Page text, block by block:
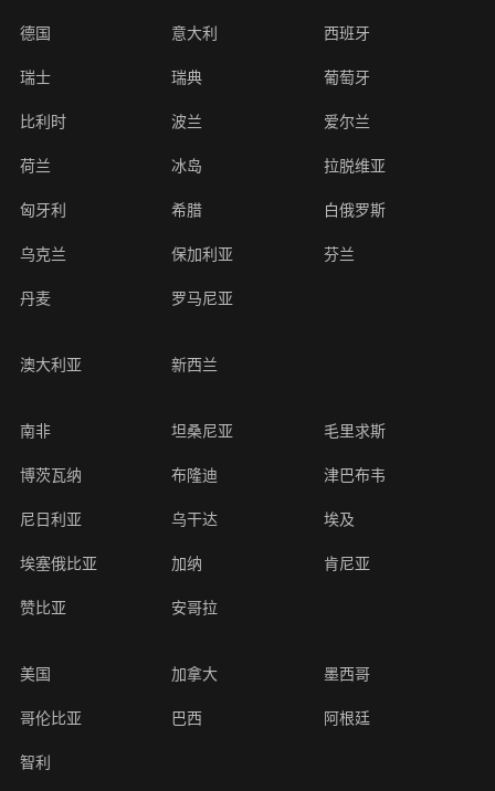
德国 意大利 西班牙
瑞士 瑞典 葡萄牙
比利时 波兰 爱尔兰
荷兰 冰岛 拉脱维亚
匈牙利 希腊 白俄罗斯
乌克兰 保加利亚 芬兰
丹麦 罗马尼亚
澳大利亚 新西兰
南非 坦桑尼亚 毛里求斯
博茨瓦纳 布隆迪 津巴布韦
尼日利亚 乌干达 埃及
埃塞俄比亚 加纳 肯尼亚
赞比亚 安哥拉
美国 加拿大 墨西哥
哥伦比亚 巴西 阿根廷
智利